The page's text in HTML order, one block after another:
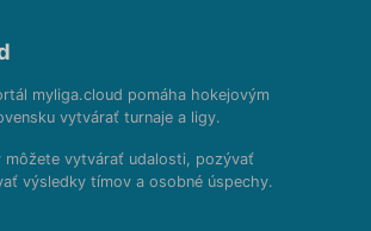
myliga.cloud pomáha hokejovým
vytvárať turnaje a ligy.
môžete vytvárať udalosti, pozývať
výsledky tímov a osobné úspechy.